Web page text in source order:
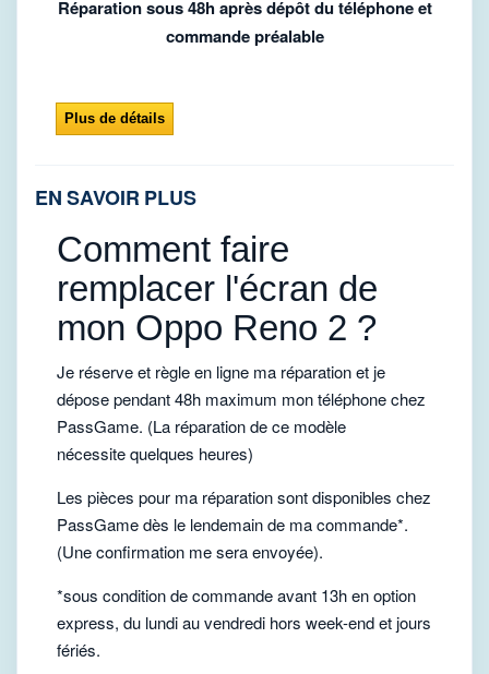
Réparation sous 48h après dépôt du téléphone et
commande préalable
Plus de détails
EN SAVOIR PLUS
Comment faire
remplacer l'écran de
mon Oppo Reno 2 ?
Je réserve et règle en ligne ma réparation et je
dépose pendant 48h maximum mon téléphone chez
PassGame. (La réparation de ce modèle
nécessite quelques heures)
Les pièces pour ma réparation sont disponibles chez
PassGame dès le lendemain de ma commande*.
(Une confirmation me sera envoyée).
*sous condition de commande avant 13h en option
express, du lundi au vendredi hors week-end et jours
fériés.